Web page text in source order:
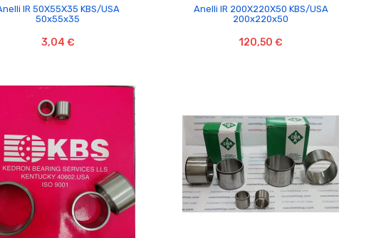

IR 50X55X35 KBS/USA
50x55x35
3,04 €

Anelli IR 200X220X50 KBS/USA
200x220x50
120,50 €